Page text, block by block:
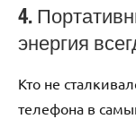
4.
энергия
Кто не
телефона в